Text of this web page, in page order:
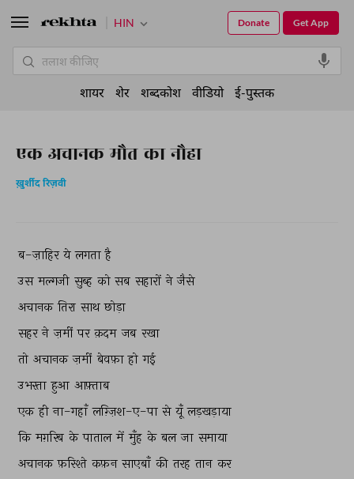
एक अचानक मौत का नौहा
ख़ुर्शीद रिज़वी
ब-ज़ाहिर ये लगता है
उस मल्गजी सुब्ह को सब सहारों ने जैसे
अचानक तिरा साथ छोड़ा
सहर ने ज़मीं पर क़दम जब रखा
तो अचानक ज़मीं बेवफ़ा हो गई
उभरता हुआ आफ़्ताब
एक ही ना-गहाँ लग़्ज़िश-ए-पा से यूँ लड़खड़ाया
कि मग़रिब के पाताल में मुँह के बल जा समाया
अचानक फ़रिश्ते कफ़न साएबाँ की तरह तान कर
HIN Get App
Donate
शायर शेर शब्दकोश वीडियो ई-पुस्तक